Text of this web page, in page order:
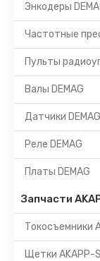
Энкодеры
Частотные
Пульты
Валы DEMAG
Датчики DEMAG
Реле DEMAG
Платы DEMAG
Запчасти
Токосъемники
Щетки AKAPP-